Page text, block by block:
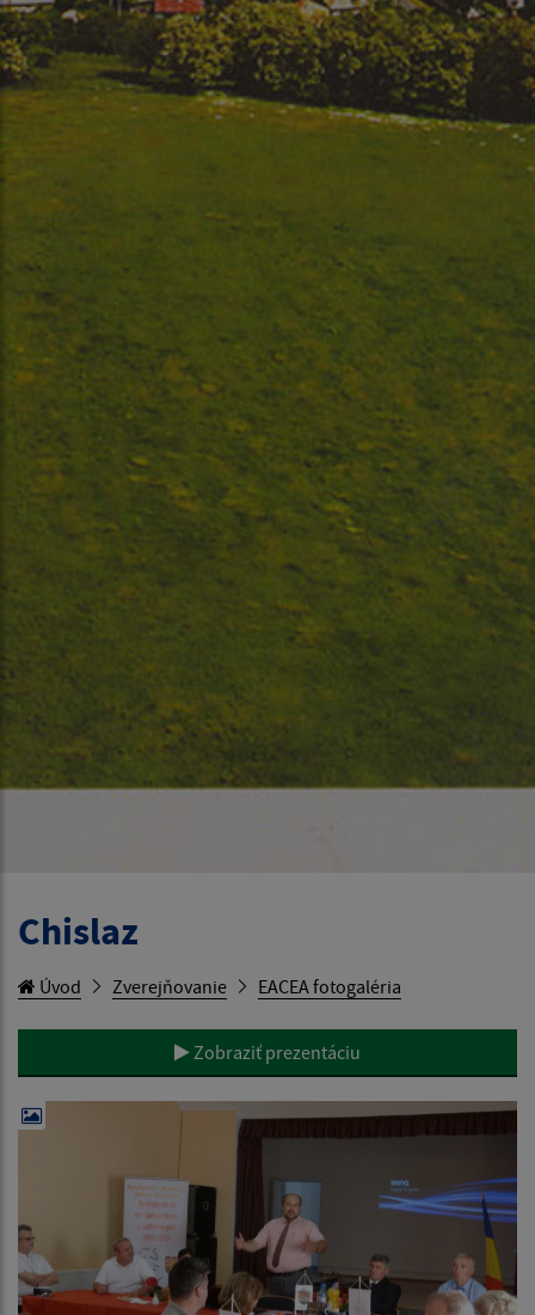
Chislaz
Úvod Zverejňovanie EACEA fotogaléria
Zobraziť prezentáciu